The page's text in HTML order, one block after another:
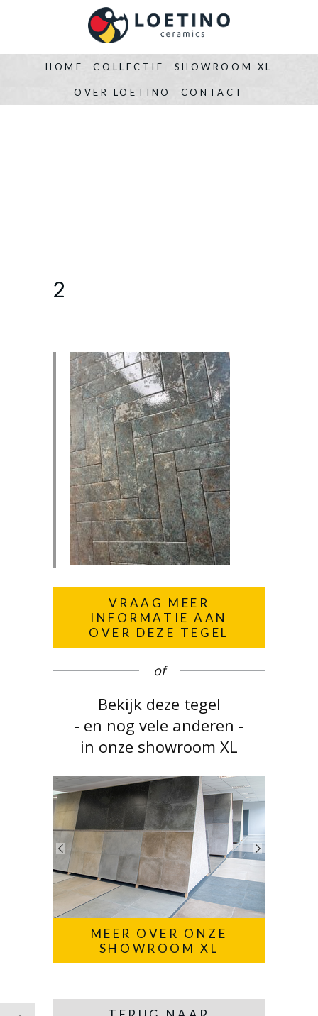
HOME COLLECTIE SHOWROOM XL
OVER LOETINO CONTACT
2
VRAAG MEER
INFORMATIE AAN
OVER DEZE TEGEL
of
Bekijk deze tegel
- en nog vele anderen -
in onze showroom XL
MEER OVER ONZE
SHOWROOM XL